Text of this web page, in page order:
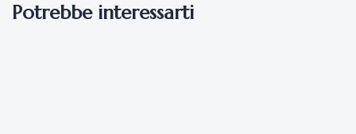
Potrebbe interessarti